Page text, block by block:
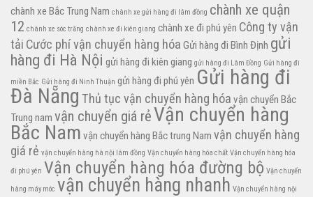
chành xe Bắc Trung Nam chành xe gửi hàng đi lâm đồng chành xe quận
12 chành xe sóc trăng chành xe đi kiên giang chành xe đi phú yên Công ty vận
tải Cước phí vận chuyển hàng hóa Gửi hàng đi Bình Định gửi
hàng đi Hà Nội gửi hàng đi kiên giang gửi hàng đi Lâm Đồng Gửi hàng đi
miền Bắc Gửi hàng đi Ninh Thuận gửi hàng đi phú yên Gửi hàng đi
Đà Nẵng Thủ tục vận chuyển hàng hóa vận chuyển Bắc
Trung nam vận chuyển giá rẻVận chuyển hàng
Bắc Nam vận chuyển hàng Bắc trung Nam vận chuyển hàng
giá rẻ vận chuyển hàng hà nội lâm đồng Vận chuyển hàng hóa chất Vận chuyển hàng hóa
đi phú yên Vận chuyển hàng hóa đường bộ Vận chuyển
hàng máy móc vận chuyển hàng nhanh Vận chuyển hàng nội